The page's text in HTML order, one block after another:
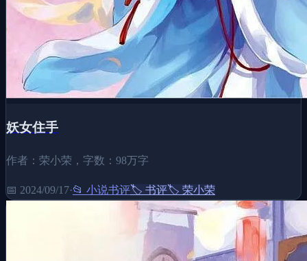
妖女住手
作者：荣小荣，字数：98万字
📅 2024/09/17·📂 小说书评🏷️ 书评🏷️ 荣小荣